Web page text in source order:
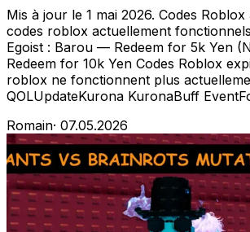
Mis à jour le 1 mai 2026. Codes Roblox
codes roblox actuellement
Egoist : Barou — Redeem for 5k Yen
Redeem for 10k Yen Codes Roblox
roblox ne fonctionnent plus
QOLUpdateKurona KuronaBuff
Romain· 07.05.2026